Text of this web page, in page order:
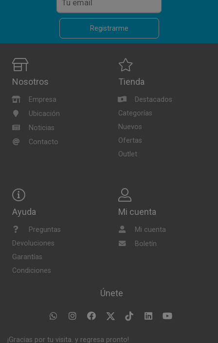
Registrarme
Nosotros
Empresa
Ubicación
Noticias
Contacto
Tienda
Destacados
Categorías
Nuevos
Ofertas
Outlet
Ayuda
Preguntas
Devoluciones
Garantías
Condiciones
Mi cuenta
Mi cuenta
Boletín
Únete
¡Gracias por tu visita. y regresa pronto!